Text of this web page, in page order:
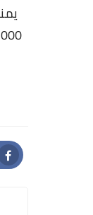
1000